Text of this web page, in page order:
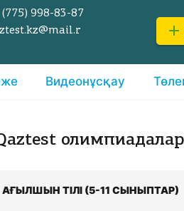
(775) 998-83-87
Видеонұсқау
АҒЫЛШЫН ТІЛІ (5-11 СЫНЫПТАР)